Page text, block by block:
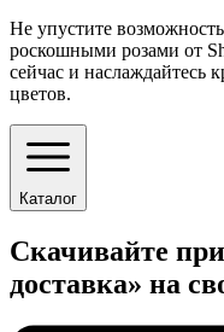
Не упустите
роскошными розами от
сейчас и наслаждайтесь
цветов.
Каталог
Скачивайте
доставка» на